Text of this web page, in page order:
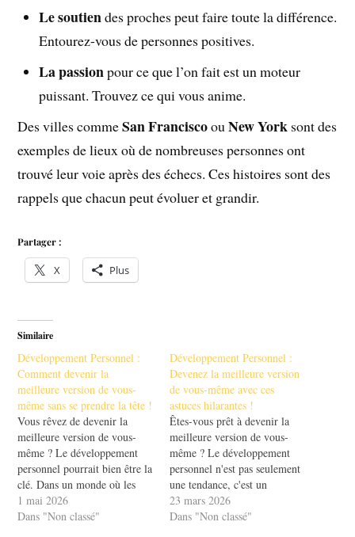
Le soutiendes proches peut faire toute la différence.
Entourez-vous de personnes positives.
La passionpour ce que l’on fait est un moteur
puissant. Trouvez ce qui vous anime.
Des villes commeSan FranciscoouNew York sont des
exemples de lieux où de nombreuses personnes ont
trouvé leur voie après des échecs. Ces histoires sont des
rappels que chacun peut évoluer et grandir.
Partager :
X Plus
Similaire
Développement Personnel :
Comment devenir la
meilleure version de vous-
même sans se prendre la tête !
Vous rêvez de devenir la
meilleure version de vous-
même ? Le développement
personnel pourrait bien être la
clé. Dans un monde où les
distractions sont
omniprésentes, il est essentiel
1 mai 2026
Dans "Non classé"
Développement Personnel :
Devenez la meilleure version
de vous-même avec ces
astuces hilarantes !
Êtes-vous prêt à devenir la
meilleure version de vous-
même ? Le développement
personnel n'est pas seulement
une tendance, c'est un
véritable voyage ! Avec des
astuces hilarantes et efficaces,
23 mars 2026
Dans "Non classé"